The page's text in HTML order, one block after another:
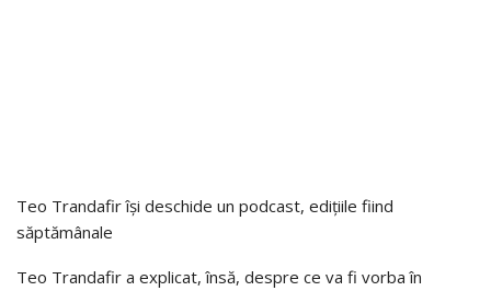
Teo Trandafir își deschide un podcast, edițiile fiind
săptămânale
Teo Trandafir a explicat, însă, despre ce va fi vorba în